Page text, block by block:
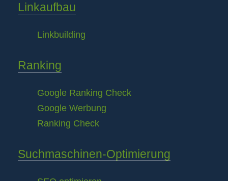
Linkaufbau
Linkbuilding
Ranking
Google Ranking Check
Google Werbung
Ranking Check
Suchmaschinen-Optimierung